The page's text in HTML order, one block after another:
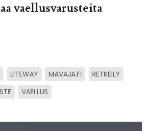
vaellusvarusteita
LITEWAY MAVAJA.FI
RETKEILY
VAELLUS